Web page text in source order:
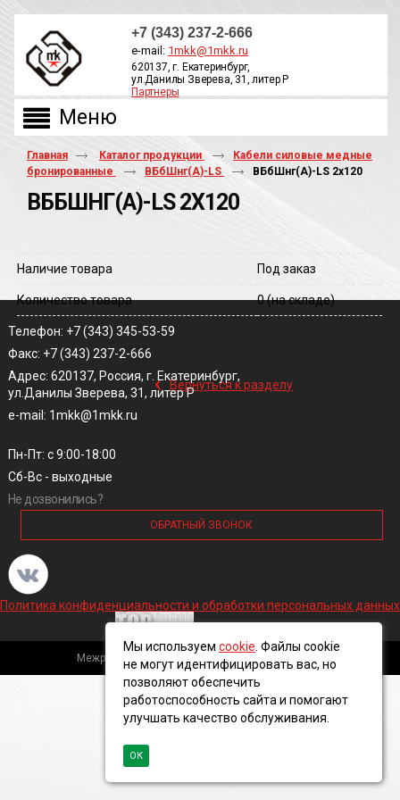
+7 (343) 237-2-666
e-mail: 1mkk@1mkk.ru
620137, г. Екатеринбург,
ул.Данилы Зверева, 31, литер Р
Партнеры
Главная Каталог продукции
Кабели силовые медные
бронированные
ВБбШнг(А)-LS ВБбШнг(A)-LS 2х120
ВББШНГ(A)-LS 2Х120
Наличие товара Под заказ
Количество товара 0(на складе)
‹ Вернуться к разделу
Телефон: +7 (343) 345-53-59
Факс: +7 (343) 237-2-666
Адрес: 620137, Россия, г. Екатеринбург,
ул.Данилы Зверева, 31, литер Р
e-mail: 1mkk@1mkk.ru
Пн-Пт: с 9:00-18:00
Сб-Вс - выходные
Не дозвонились?
ОБРАТНЫЙ ЗВОНОК
Политика конфиденциальности и обработки персональных данных
Межрегиональная кабельная компания, 2016 ©
Мы используем cookie . Файлы cookie
не могут идентифицировать вас, но
позволяют обеспечить
работоспособность сайта и помогают
улучшать качество обслуживания.
ОК